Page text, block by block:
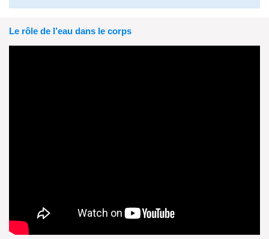
Le rôle de l’eau dans le corps